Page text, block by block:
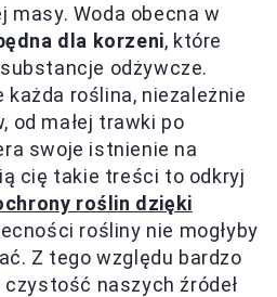
masy. Woda obecna w
dla korzeni, które
odżywcze.
każda roślina, niezależnie
od małej trawki po
swoje istnienie na
cię takie treści to odkryj
roślin dzięki
rośliny nie mogłyby
Z tego względu bardzo
naszych źródeł